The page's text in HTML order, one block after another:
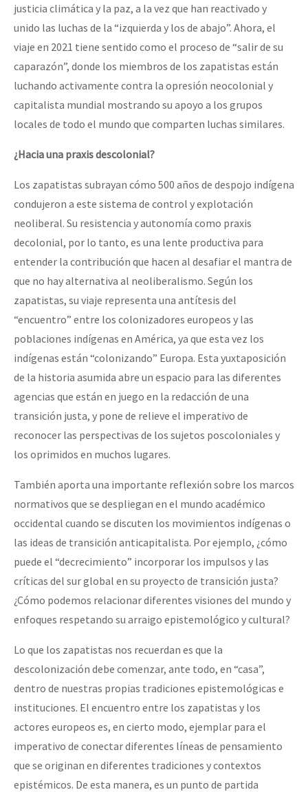
justicia climática y la paz, a la vez que han reactivado y
unido las luchas de la “izquierda y los de abajo”. Ahora, el
viaje en 2021 tiene sentido como el proceso de “salir de su
caparazón”, donde los miembros de los zapatistas están
luchando activamente contra la opresión neocolonial y
capitalista mundial mostrando su apoyo a los grupos
locales de todo el mundo que comparten luchas similares.
¿Hacia una praxis descolonial?
Los zapatistas subrayan cómo 500 años de despojo indígena
condujeron a este sistema de control y explotación
neoliberal. Su resistencia y autonomía como praxis
decolonial, por lo tanto, es una lente productiva para
entender la contribución que hacen al desafiar el mantra de
que no hay alternativa al neoliberalismo. Según los
zapatistas, su viaje representa una antítesis del
“encuentro” entre los colonizadores europeos y las
poblaciones indígenas en América, ya que esta vez los
indígenas están “colonizando” Europa. Esta yuxtaposición
de la historia asumida abre un espacio para las diferentes
agencias que están en juego en la redacción de una
transición justa, y pone de relieve el imperativo de
reconocer las perspectivas de los sujetos poscoloniales y
los oprimidos en muchos lugares.
También aporta una importante reflexión sobre los marcos
normativos que se despliegan en el mundo académico
occidental cuando se discuten los movimientos indígenas o
las ideas de transición anticapitalista. Por ejemplo, ¿cómo
puede el “decrecimiento” incorporar los impulsos y las
críticas del sur global en su proyecto de transición justa?
¿Cómo podemos relacionar diferentes visiones del mundo y
enfoques respetando su arraigo epistemológico y cultural?
Lo que los zapatistas nos recuerdan es que la
descolonización debe comenzar, ante todo, en “casa”,
dentro de nuestras propias tradiciones epistemológicas e
instituciones. El encuentro entre los zapatistas y los
actores europeos es, en cierto modo, ejemplar para el
imperativo de conectar diferentes líneas de pensamiento
que se originan en diferentes tradiciones y contextos
epistémicos. De esta manera, es un punto de partida